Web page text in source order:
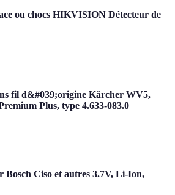
ou chocs HIKVISION Détecteur de
fil d&#039;origine Kärcher WV5,
Plus, type 4.633-083.0
Bosch Ciso et autres 3.7V, Li-Ion,